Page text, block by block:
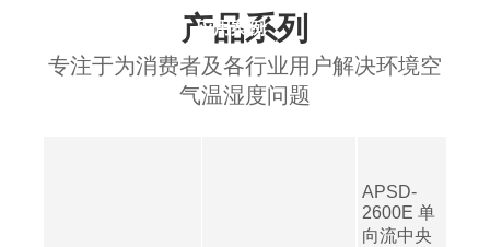
应用案例
产品系列
专注于为消费者及各行业用户解决环境空
气温湿度问题
APSD-
2600E 单
向流中央